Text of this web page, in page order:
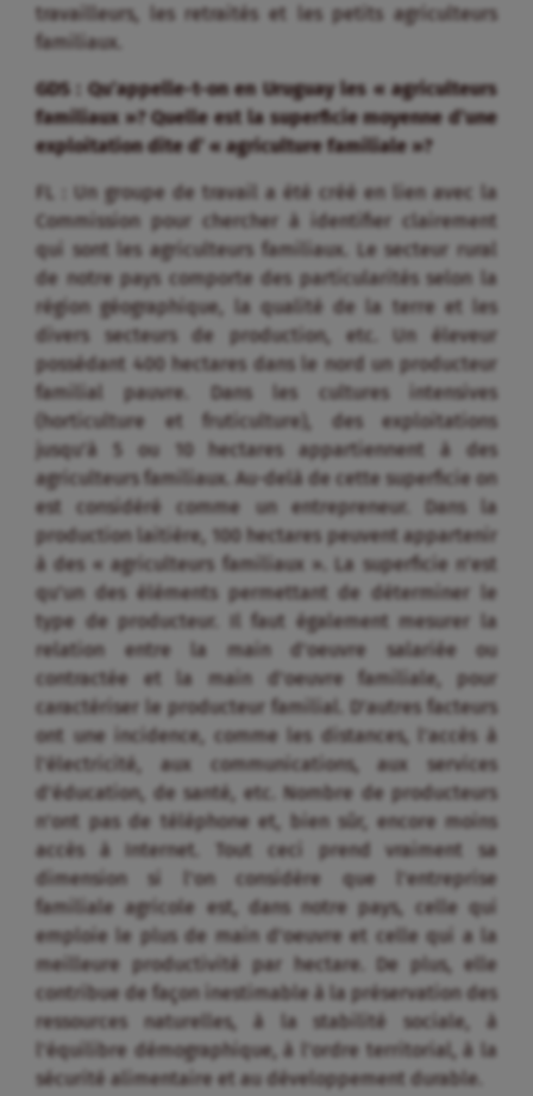
travailleurs, les retraités et les petits agriculteurs
familiaux.
GDS : Qu’appelle-t-on en Uruguay les « agriculteurs
familiaux »? Quelle est la superficie moyenne d’une
exploitation dite d’ « agriculture familiale »?
FL : Un groupe de travail a été créé en lien avec la
Commission pour chercher à identifier clairement
qui sont les agriculteurs familiaux. Le secteur rural
de notre pays comporte des particularités selon la
région géographique, la qualité de la terre et les
divers secteurs de production, etc. Un éleveur
possédant 400 hectares dans le nord un producteur
familial pauvre. Dans les cultures intensives
(horticulture et fruticulture), des exploitations
jusqu’à 5 ou 10 hectares appartiennent à des
agriculteurs familiaux. Au-delà de cette superficie on
est considéré comme un entrepreneur. Dans la
production laitière, 100 hectares peuvent appartenir
à des « agriculteurs familiaux ». La superficie n’est
qu’un des éléments permettant de déterminer le
type de producteur. Il faut également mesurer la
relation entre la main d’oeuvre salariée ou
contractée et la main d’oeuvre familiale, pour
caractériser le producteur familial. D’autres facteurs
ont une incidence, comme les distances, l’accès à
l’électricité, aux communications, aux services
d’éducation, de santé, etc. Nombre de producteurs
n’ont pas de téléphone et, bien sûr, encore moins
accès à Internet. Tout ceci prend vraiment sa
dimension si l’on considère que l’entreprise
familiale agricole est, dans notre pays, celle qui
emploie le plus de main d’oeuvre et celle qui a la
meilleure productivité par hectare. De plus, elle
contribue de façon inestimable à la préservation des
ressources naturelles, à la stabilité sociale, à
l’équilibre démographique, à l’ordre territorial, à la
sécurité alimentaire et au développement durable.